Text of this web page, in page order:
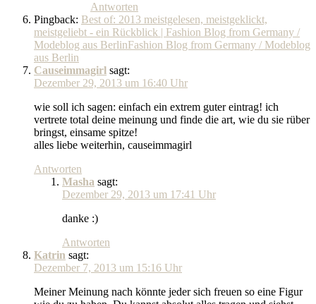
Antworten
Pingback: Best of: 2013 meistgelesen, meistgeklickt,
meistgeliebt - ein Rückblick | Fashion Blog from Germany /
Modeblog aus BerlinFashion Blog from Germany / Modeblog
aus Berlin
Causeimmagirl sagt:
Dezember 29, 2013 um 16:40 Uhr
wie soll ich sagen: einfach ein extrem guter eintrag! ich
vertrete total deine meinung und finde die art, wie du sie rüber
bringst, einsame spitze!
alles liebe weiterhin, causeimmagirl
Antworten
Masha sagt:
Dezember 29, 2013 um 17:41 Uhr
danke :)
Antworten
Katrin sagt:
Dezember 7, 2013 um 15:16 Uhr
Meiner Meinung nach könnte jeder sich freuen so eine Figur